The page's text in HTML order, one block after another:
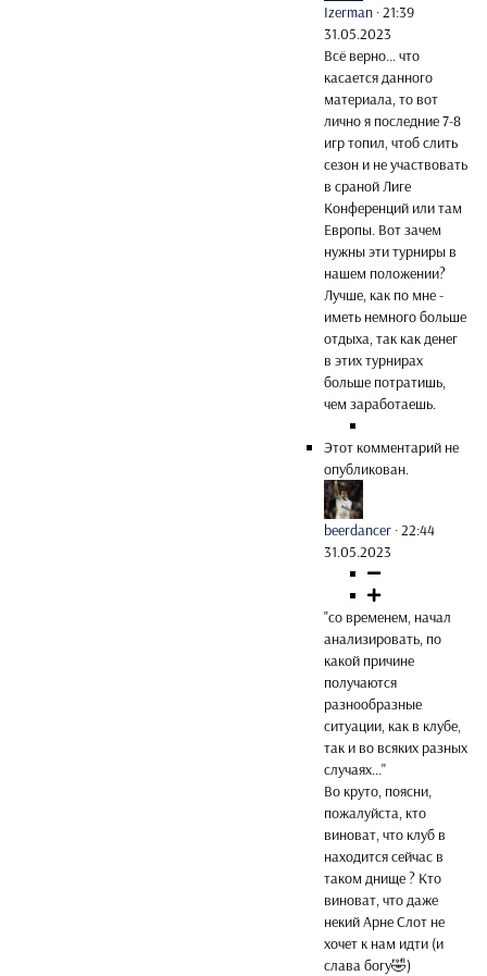
Izerman ·21:39
31.05.2023
Всё верно... что
касается данного
материала, то вот
лично я последние 7-8
игр топил, чтоб слить
сезон и не участвовать
в сраной Лиге
Конференций или там
Европы. Вот зачем
нужны эти турниры в
нашем положении?
Лучше, как по мне -
иметь немного больше
отдыха, так как денег
в этих турнирах
больше потратишь,
чем заработаешь.
Этот комментарий не
опубликован.
beerdancer ·22:44
31.05.2023
"со временем, начал
анализировать, по
какой причине
получаются
разнообразные
ситуации, как в клубе,
так и во всяких разных
случаях..."
Во круто, поясни,
пожалуйста, кто
виноват, что клуб в
находится сейчас в
таком днище ? Кто
виноват, что даже
некий Арне Слот не
хочет к нам идти (и
слава богу🤣)